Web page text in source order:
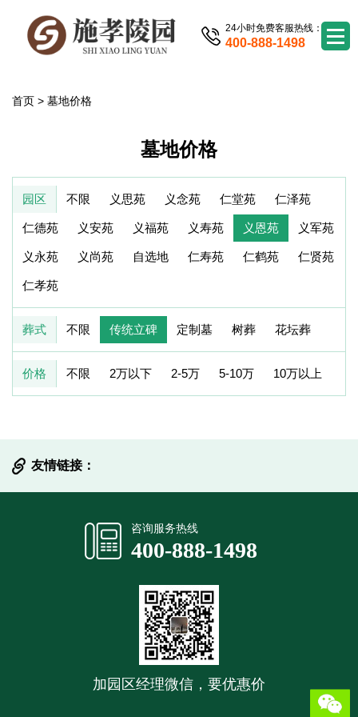
24小时免费客服热线：
400-888-1498
首页 > 墓地价格
墓地价格
园区 不限 义思苑 义念苑 仁堂苑 仁泽苑
仁德苑 义安苑 义福苑 义寿苑 义恩苑 义军苑
义永苑 义尚苑 自选地 仁寿苑 仁鹤苑 仁贤苑
仁孝苑
葬式 不限 传统立碑 定制墓 树葬 花坛葬
价格 不限 2万以下 2-5万 5-10万 10万以上
友情链接：
咨询服务热线
400-888-1498
加园区经理微信，要优惠价